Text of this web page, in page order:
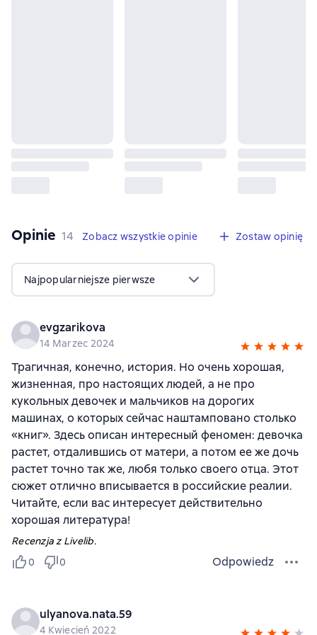
Opinie 14 opinie
14 Zobacz wszystkie opinie Zostaw opinię
Najpopularniejsze pierwsze
evgzarikova
14 Marzec 2024
Трагичная, конечно, история. Но очень хорошая,
жизненная, про настоящих людей, а не про
кукольных девочек и мальчиков на дорогих
машинах, о которых сейчас наштамповано столько
«книг». Здесь описан интересный феномен: девочка
растет, отдалившись от матери, а потом ее же дочь
растет точно так же, любя только своего отца. Этот
сюжет отлично вписывается в российские реалии.
Читайте, если вас интересует действительно
хорошая литература!
Recenzja z Livelib.
0
0 Odpowiedz
ulyanova.nata.59
4 Kwiecień 2022